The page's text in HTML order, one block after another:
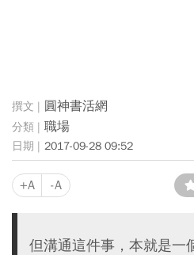
圓神書活網
職場
2017-09-28 09:52
+A -A
但溝通這件事，本就是一